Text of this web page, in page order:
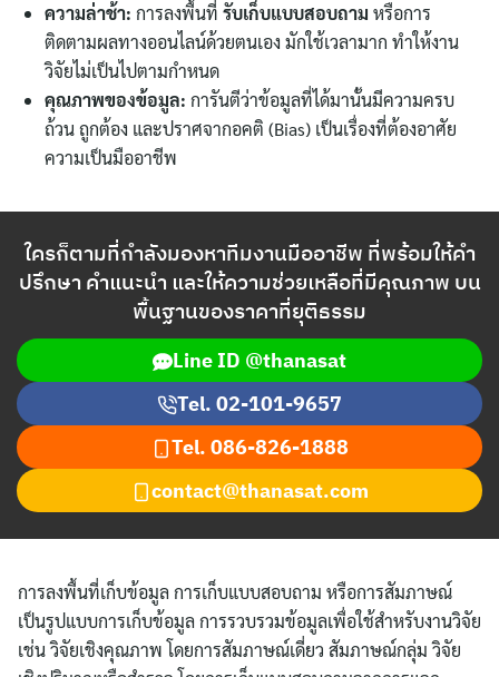
ความล่าช้า: การลงพื้นที่ รับเก็บแบบสอบถาม หรือการ
ติดตามผลทางออนไลน์ด้วยตนเอง มักใช้เวลามาก ทำให้งาน
วิจัยไม่เป็นไปตามกำหนด
คุณภาพของข้อมูล: การันตีว่าข้อมูลที่ได้มานั้นมีความครบ
ถ้วน ถูกต้อง และปราศจากอคติ (Bias) เป็นเรื่องที่ต้องอาศัย
ความเป็นมืออาชีพ
ใครก็ตามที่กำลังมองหาทีมงานมืออาชีพ ที่พร้อมให้คำ
ปรึกษา คำแนะนำ และให้ความช่วยเหลือที่มีคุณภาพ บน
พื้นฐานของราคาที่ยุติธรรม
Line ID @thanasat
Tel. 02-101-9657
Tel. 086-826-1888
contact@thanasat.com
การลงพื้นที่เก็บข้อมูล การเก็บแบบสอบถาม หรือการสัมภาษณ์
เป็นรูปแบบการเก็บข้อมูล การรวบรวมข้อมูลเพื่อใช้สำหรับงานวิจัย
เช่น วิจัยเชิงคุณภาพ โดยการสัมภาษณ์เดี่ยว สัมภาษณ์กลุ่ม วิจัย